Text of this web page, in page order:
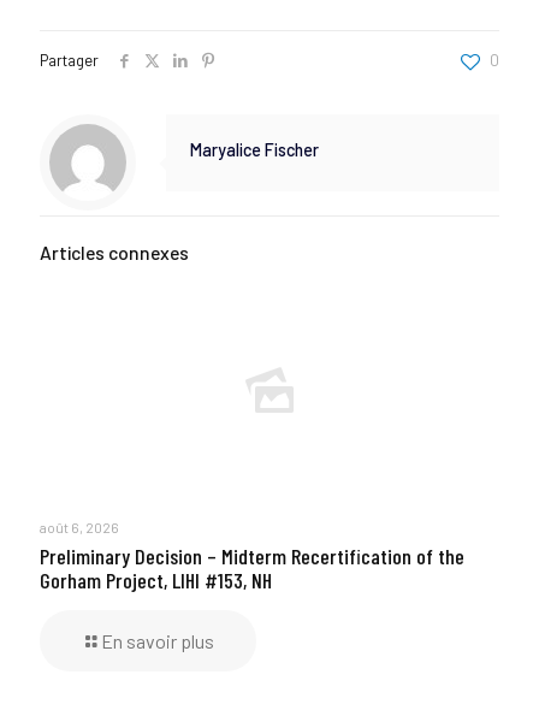
Partager 0
Maryalice Fischer
Articles connexes
août 6, 2026
Preliminary Decision – Midterm Recertification of the
Gorham Project, LIHI #153, NH
En savoir plus